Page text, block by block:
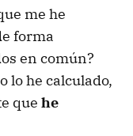
me he
forma
en común?
lo he calculado,
que he